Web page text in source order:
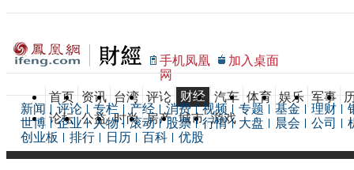
手机凤凰
网
加入桌面
首页 资讯 台湾 评论 财经 汽车 体育 娱乐 军事
论坛 公益 时尚 房产 城市 游戏
新闻 评论 专栏 产经 消费 视频 专题 基金 理财
世博
企业 人物 滚动 股票 行情 大盘 晨会 公司
创业板
排行 日历 百科 优股